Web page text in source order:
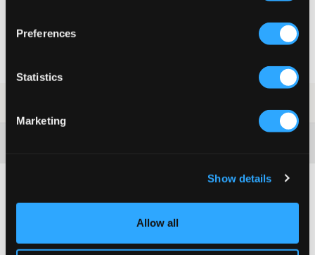
Preferences
Statistics
Marketing
Show details
Allow all
Snelle levering
Retourneren mag alleen als de verzegeling niet is verbroken